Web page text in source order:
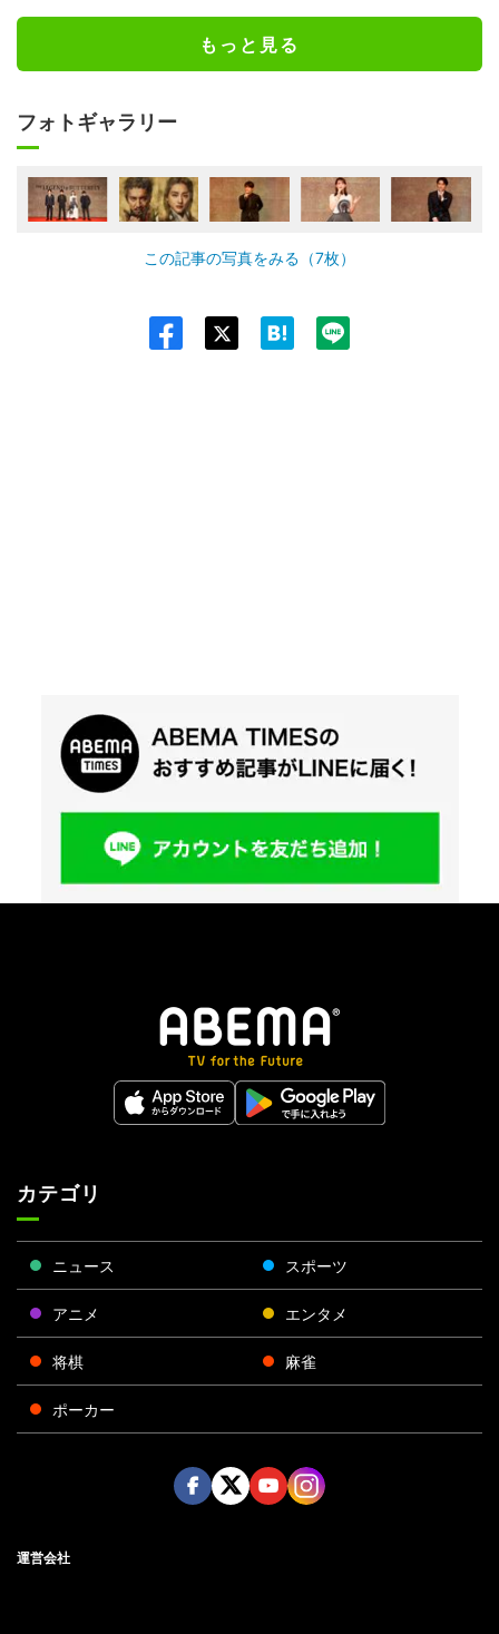
もっと見る
フォトギャラリー
この記事の写真をみる（7枚）
カテゴリ
ニュース スポーツ
アニメ エンタメ
将棋 麻雀
ポーカー
運営会社